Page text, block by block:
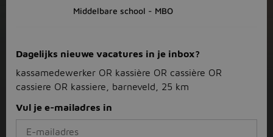
Middelbare school - MBO
Dagelijks nieuwe vacatures in je inbox?
kassamedewerker OR kassière OR cassière OR
cassiere OR kassiere, barneveld, 25 km
Vul je e-mailadres in